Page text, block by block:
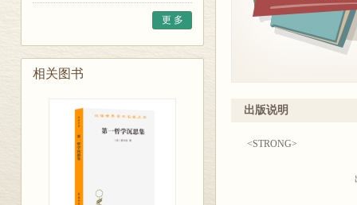
更 多
相关图书
出版说明
<STRONG>
出版说明